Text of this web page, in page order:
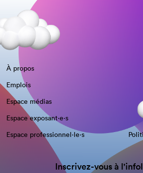
À propos
Emplois
Espace médias
Espace exposant·e⋅s
Espace professionnel·le⋅s
Inscrivez-vous à